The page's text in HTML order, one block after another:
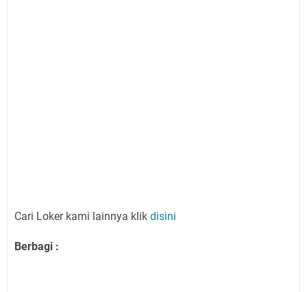
Cari Loker kami lainnya klik disini
Berbagi :